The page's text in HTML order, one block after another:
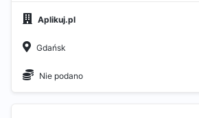
Aplikuj.pl
Gdańsk
Nie podano